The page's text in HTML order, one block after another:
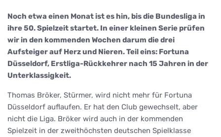
Noch etwa einen Monat ist es hin, bis die Bundesliga in
ihre 50. Spielzeit startet. In einer kleinen Serie prüfen
wir in den kommenden Wochen darum die drei
Aufsteiger auf Herz und Nieren. Teil eins: Fortuna
Düsseldorf, Erstliga-Rückkehrer nach 15 Jahren in der
Unterklassigkeit.
Thomas Bröker, Stürmer, wird nicht mehr für Fortuna
Düsseldorf auflaufen. Er hat den Club gewechselt, aber
nicht die Liga. Bröker wird auch in der kommenden
Spielzeit in der zweithöchsten deutschen Spielklasse